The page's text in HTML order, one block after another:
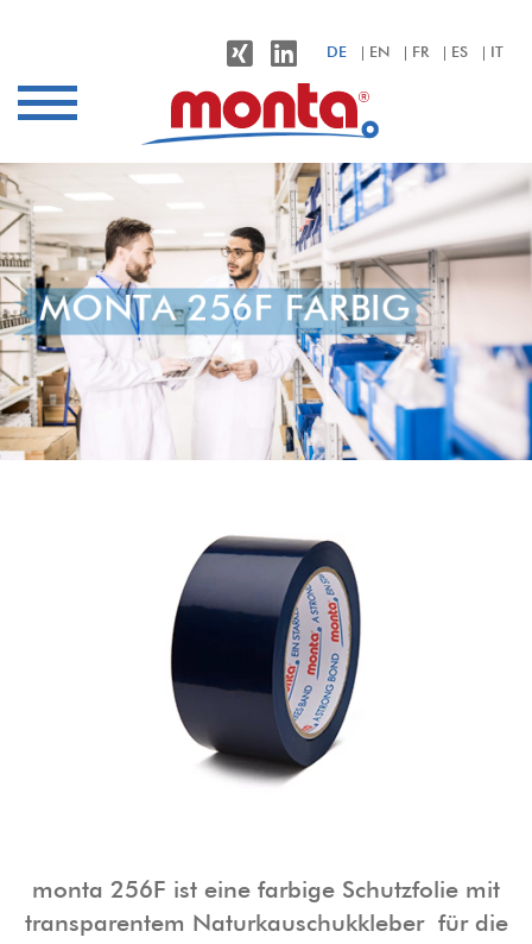
Nachhaltigkeit
Unternehmen
Kontakt
DE EN FR ES IT
MONTA 256F FARBIG
monta 256F ist eine farbige Schutzfolie mit
transparentem Naturkauschukkleber für die